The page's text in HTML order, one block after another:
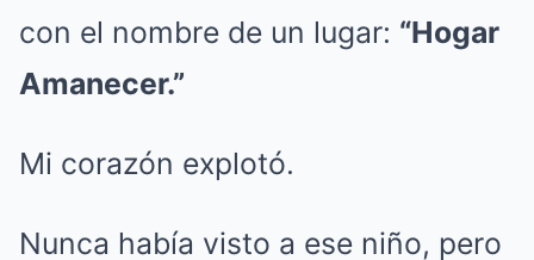
con el nombre de un lugar: “Hogar
Amanecer.”
Mi corazón explotó.
Nunca había visto a ese niño, pero